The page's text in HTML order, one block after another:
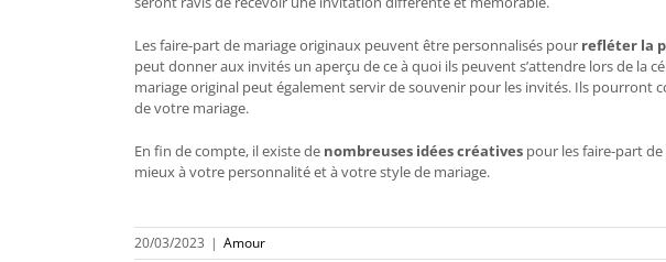
Les faire-part de mariage originaux peuvent être personnalisés pour refléter la
peut donner aux invités un aperçu de ce à quoi ils peuvent s’attendre lors de la
mariage original peut également servir de souvenir pour les invités. Ils
de votre mariage.
En fin de compte, il existe de nombreuses idées créatives pour les faire-part
mieux à votre personnalité et à votre style de mariage.
20/03/2023 | Amour